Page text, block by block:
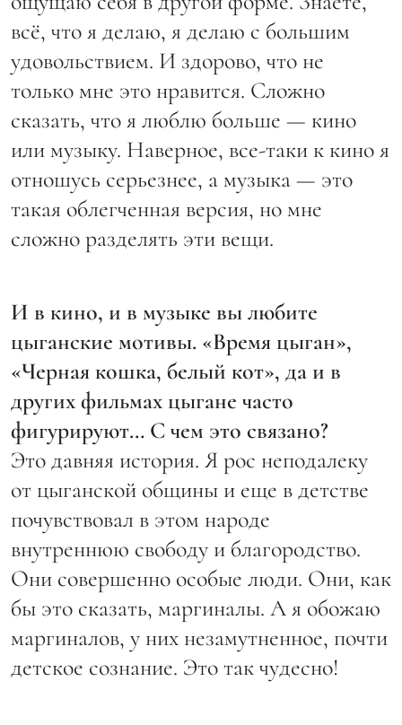
всё, что я делаю, я делаю с большим
удовольствием. И здорово, что не
только мне это нравится. Сложно
сказать, что я люблю больше — кино
или музыку. Наверное, все-таки к кино я
отношусь серьезнее, а музыка — это
такая облегченная версия, но мне
сложно разделять эти вещи.
И в кино, и в музыке вы любите
цыганские мотивы. «Время цыган»,
«Черная кошка, белый кот», да и в
других фильмах цыгане часто
фигурируют… С чем это связано?
Это давняя история. Я рос неподалеку
от цыганской общины и еще в детстве
почувствовал в этом народе
внутреннюю свободу и благородство.
Они совершенно особые люди. Они, как
бы это сказать, маргиналы. А я обожаю
маргиналов, у них незамутненное, почти
детское сознание. Это так чудесно!